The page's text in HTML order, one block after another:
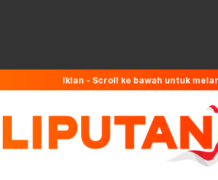
Iklan - Scroll ke bawah untuk